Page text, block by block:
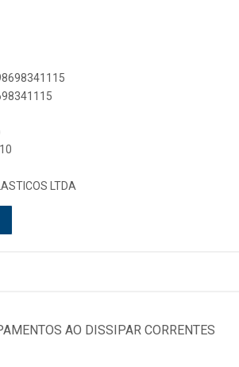
LTDA
AO DISSIPAR CORRENTES